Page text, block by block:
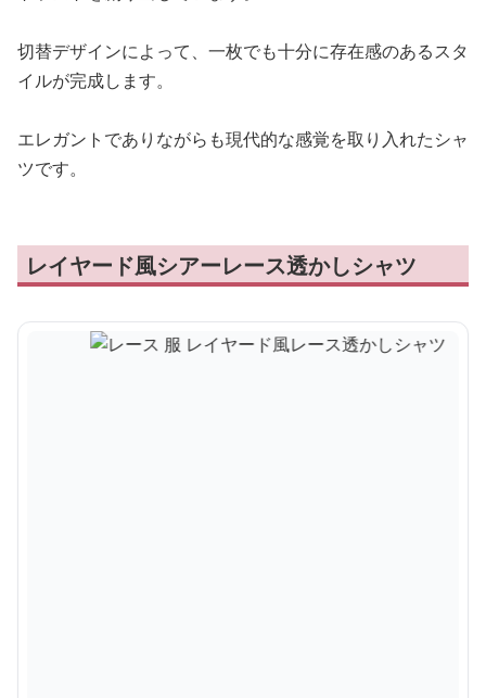
切替デザインによって、一枚でも十分に存在感のあるスタ
イルが完成します。
エレガントでありながらも現代的な感覚を取り入れたシャ
ツです。
レイヤード風シアーレース透かしシャツ